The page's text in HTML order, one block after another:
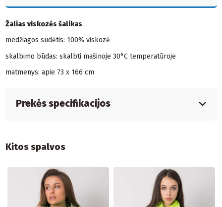
Žalias viskozės šalikas .
medžiagos sudėtis: 100% viskozė
skalbimo būdas: skalbti mašinoje 30°C temperatūroje
matmenys: apie 73 x 166 cm
Prekės specifikacijos
Kitos spalvos